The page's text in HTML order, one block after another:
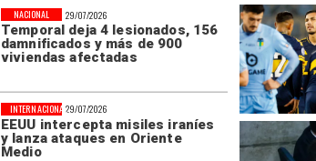
29/07/2026
Temporal deja 4 lesionados, 156
damnificados y más de 900
viviendas afectadas
NACIONAL
29/07/2026
EEUU intercepta misiles iraníes
y lanza ataques en Oriente
Medio
INTERNACIONAL